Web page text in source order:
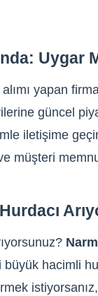
Uygar
yapan
güncel
iletişime
müşteri
büyük hacimli